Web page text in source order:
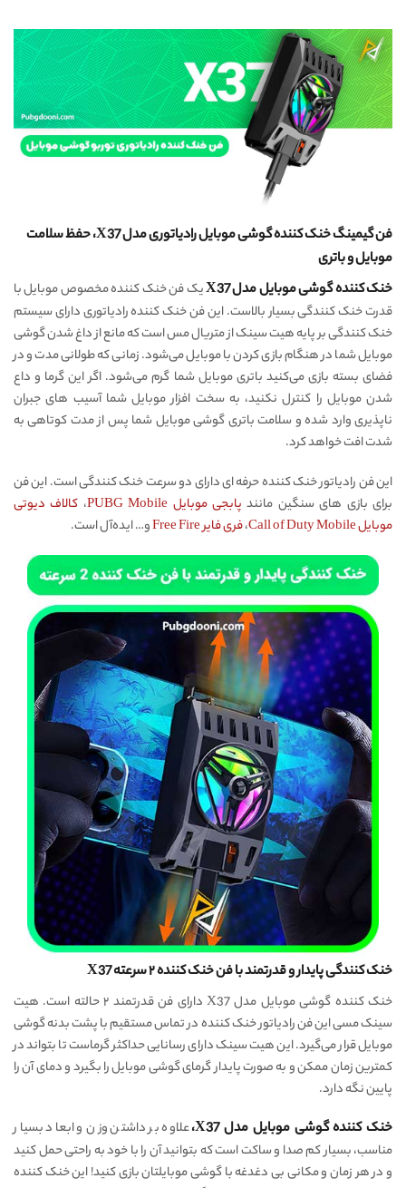
فن گیمینگ خنک کننده گوشی موبایل رادیاتوری مدل X37، حفظ سلامت
موبایل و باتری
خنک کننده گوشی موبایل مدل X37
یک فن خنک کننده مخصوص موبایل با
قدرت خنک کنندگی بسیار بالاست. این فن خنک کننده رادیاتوری دارای سیستم
خنک کنندگی بر پایه هیت سینک از متریال مس است که مانع از داغ شدن گوشی
موبایل شما در هنگام بازی کردن با موبایل می‌شود. زمانی که طولانی مدت و در
فضای بسته بازی می‌کنید باتری موبایل شما گرم می‌شود. اگر این گرما و داع
شدن موبایل را کنترل نکنید، به سخت افزار موبایل شما آسیب های جبران
ناپذیری وارد شده و سلامت باتری گوشی موبایل شما پس از مدت کوتاهی به
شدت افت خواهد کرد.
این فن رادیاتور خنک کننده حرفه ای دارای دو سرعت خنک کنندگی است. این فن
برای بازی های سنگین مانند پابجی موبایل PUBG Mobile ، کالاف دیوتی
موبایل Call of Duty Mobile
،فری فایر Free Fire و… ایده‌آل است.
خنک کنندگی پایدار و قدرتمند با فن خنک کننده ۲ سرعته X37
خنک کننده گوشی موبایل مدل X37 دارای فن قدرتمند ۲ حالته است. هیت
سینک مسی این فن رادیاتور خنک کننده در تماس مستقیم با پشت بدنه گوشی
موبایل قرار می‌گیرد. این هیت سینک دارای رسانایی حداکثر گرماست تا بتواند در
کمترین زمان ممکن و به صورت پایدار گرمای گوشی موبایل را بگیرد و دمای آن را
پایین نگه دارد.
خنک کننده گوشی موبایل مدل X37،
علاوه بر داشتن وزن و ابعاد بسیار
مناسب، بسیار کم صدا و ساکت است که بتوانید آن را با خود به راحتی حمل کنید
و در هر زمان و مکانی بی دغدغه با گوشی موبایلتان بازی کنید! این خنک کننده